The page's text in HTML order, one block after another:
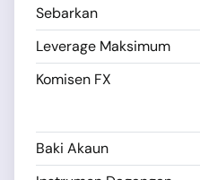
Sebarkan
Leverage Maksimum
Komisen FX
Baki Akaun